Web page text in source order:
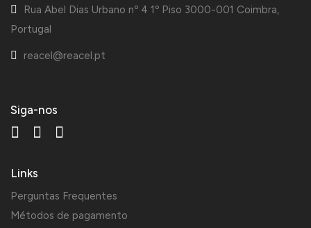
Rua Abel Dias Urbano nº 4 1º Piso 3000-001 Coimbra,
Portugal
reacel@reacel.pt
Siga-nos
Links
Perguntas Frequentes
Métodos de pagamento